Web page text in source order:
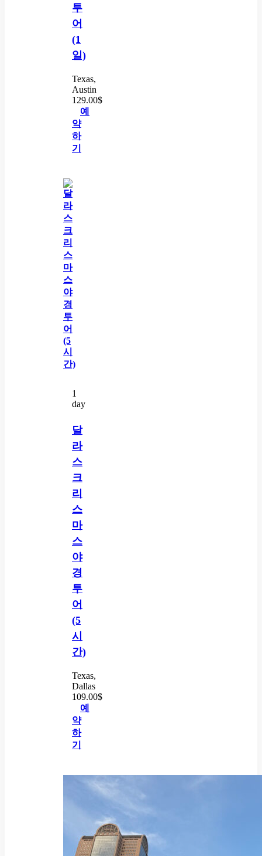
투
어
(1
일)
Texas,
Austin
129.00$
예
약
하
기
1
day
달
라
스
크
리
스
마
스
야
경
투
어
(5
시
간)
Texas,
Dallas
109.00$
예
약
하
기